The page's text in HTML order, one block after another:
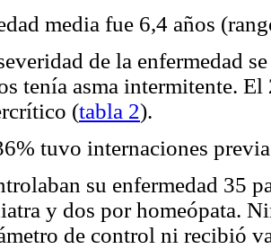
media fue 6,4 años
de la enfermedad
tenía asma intermitente.
(tabla 2).
tuvo internaciones
su enfermedad 35
y dos por homeópata.
de control ni recibió